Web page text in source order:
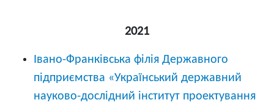
2021
Івано-Франківська філія Державного
підприємства «Український державний
науково-дослідний інститут проектування